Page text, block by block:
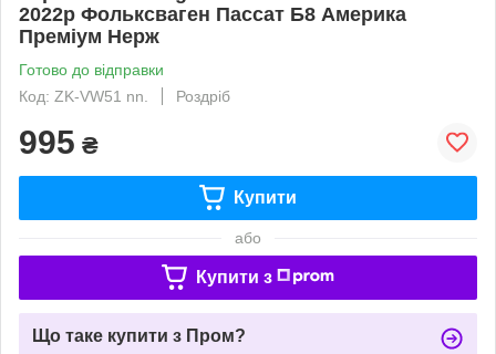
2022р Фольксваген Пассат Б8 Америка
Преміум Нерж
Готово до відправки
Код: ZK-VW51 nn.
Роздріб
995 ₴
Купити
або
Купити з
Що таке купити з Пром?